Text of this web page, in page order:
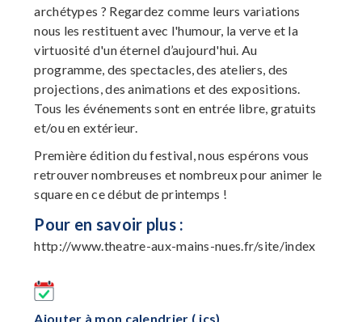
archétypes ? Regardez comme leurs variations
nous les restituent avec l'humour, la verve et la
virtuosité d'un éternel d’aujourd'hui. Au
programme, des spectacles, des ateliers, des
projections, des animations et des expositions.
Tous les événements sont en entrée libre, gratuits
et/ou en extérieur.
Première édition du festival, nous espérons vous
retrouver nombreuses et nombreux pour animer le
square en ce début de printemps !
Pour en savoir plus :
http://www.theatre-aux-mains-nues.fr/site/index
Ajouter à mon calendrier (.ics)